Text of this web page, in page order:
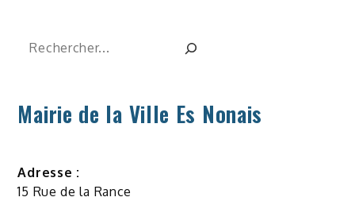
Rechercher
Mairie de la Ville Es Nonais
Adresse :
15 Rue de la Rance